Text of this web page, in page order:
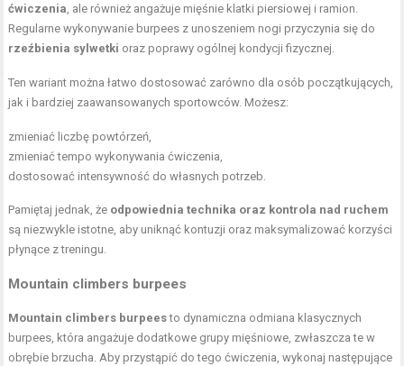
ćwiczenia, ale również angażuje mięśnie klatki piersiowej i ramion.
Regularne wykonywanie burpees z unoszeniem nogi przyczynia się do
rzeźbienia sylwetki oraz poprawy ogólnej kondycji fizycznej.
Ten wariant można łatwo dostosować zarówno dla osób początkujących,
jak i bardziej zaawansowanych sportowców. Możesz:
zmieniać liczbę powtórzeń,
zmieniaćtempo wykonywania ćwiczenia,
dostosować intensywność do własnych potrzeb.
Pamiętaj jednak, że odpowiednia technika oraz kontrola nad ruchem
są niezwykle istotne, aby uniknąć kontuzji oraz maksymalizować korzyści
płynące z treningu.
Mountain climbers burpees
Mountain climbers burpeesto dynamiczna odmiana klasycznych
burpees, która angażuje dodatkowe grupy mięśniowe, zwłaszcza te w
obrębie brzucha. Aby przystąpić do tego ćwiczenia, wykonaj następujące